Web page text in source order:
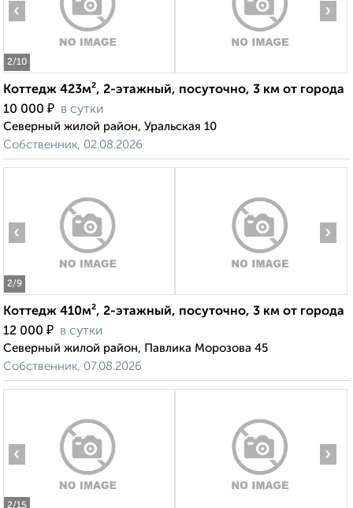
2/10
‹ ›
Коттедж 423м², 2-этажный, посуточно, 3 км от города
10 000 ₽ в сутки
Северный жилой район, Уральская 10
Собственник, 02.08.2026
2/9
‹ ›
Коттедж 410м², 2-этажный, посуточно, 3 км от города
12 000 ₽ в сутки
Северный жилой район, Павлика Морозова 45
Собственник, 07.08.2026
2/15
‹ ›